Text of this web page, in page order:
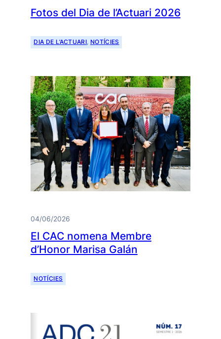
Fotos del Dia de l’Actuari 2026
DIA DE L’ACTUARI, NOTÍCIES
04/06/2026
El CAC nomena Membre
d’Honor Marisa Galán
NOTÍCIES